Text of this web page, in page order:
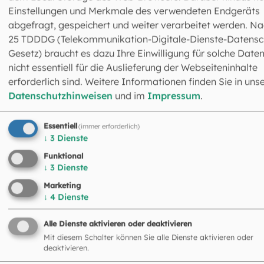
Bereich Bildung, etwa indem sie Kurse im Bereich der
Erwachsenenbildung anbieten. Dazu kommen alle, die
in Jugend- oder Frauengruppen engagieren. Und es gibt
noch viele Einsatzfelder mehr. Das macht deutlich: Ohne
vielen Engagierten geht es in der Kirche nicht.
Gesamtstrategie der Erzdiözese
Fachreferent: Thomas Hoffmann-Broy
Kapellenstraße 4
80333 München
089 2137-77355
strategieprozess@eomuc.de
Einstellungen und Merkmale des verwendeten Endgeräts
abgefragt, gespeichert und weiter verarbeitet werden.
25 TDDDG (Telekommunikation-Digitale-Dienste-
Gesetz) braucht es dazu Ihre Einwilligung für solche
nicht essentiell für die Auslieferung der Webseiteninhalte
erforderlich sind. Weitere Informationen finden Sie in
Datenschutzhinweisen und im Impressum.
Essentiell(immer erforderlich)
↓ 3 Dienste
Funktional
↓ 3 Dienste
Marketing
↓ 4 Dienste
Alle Dienste aktivieren oder deaktivieren
Mit diesem Schalter können Sie alle Dienste aktivieren oder
deaktivieren.